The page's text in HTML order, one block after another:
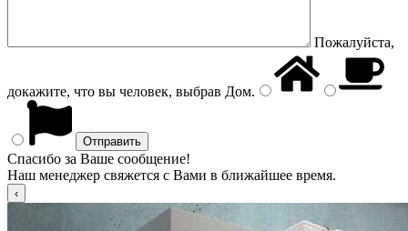
Пожалуйста,
докажите, что вы человек, выбрав Дом.
Спасибо за Ваше сообщение!
Наш менеджер свяжется с Вами в ближайшее время.